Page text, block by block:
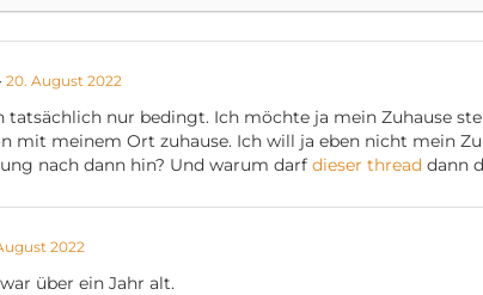
20. August 2022
tatsächlich nur bedingt. Ich möchte ja mein Zuhause
mit meinem Ort zuhause. Ich will ja eben nicht mein
nach dann hin? Und warum darf dieser thread dann
2022
über ein Jahr alt.